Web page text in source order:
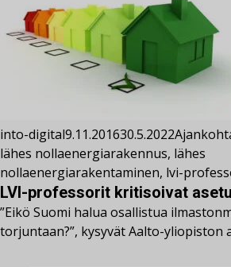
into-digital9.11.201630.5.2022
lähes nollaenergiarakennus, lähes
nollaenergiarakentaminen, lvi-
LVI-professorit kritisoivat
”Eikö Suomi halua osallistua
torjuntaan?”, kysyvät Aalto-yliopiston